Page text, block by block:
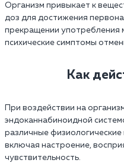
Организм привыкает к
доз для достижения
прекращении употребления
психические симптомы
Как
При воздействии на
эндоканнабиноидной
различные физиологические
включая настроение,
чувствительность.